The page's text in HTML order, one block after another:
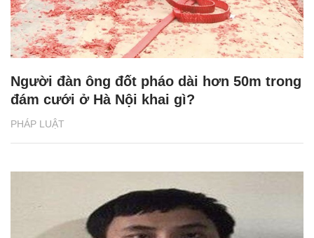
PHÁP LUẬT
Người đàn ông đốt pháo dài hơn 50m trong
đám cưới ở Hà Nội khai gì?